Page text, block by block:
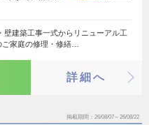
壁建築工事一式からリニューアル工
家庭の修理・修繕…
詳細へ
掲載期間 26/08/07～26/08/22